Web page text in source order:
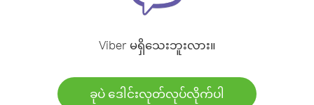
Viber မရှိသေးဘူးလား။
ခုပဲ ဒေါင်းလုတ်လုပ်လိုက်ပါ